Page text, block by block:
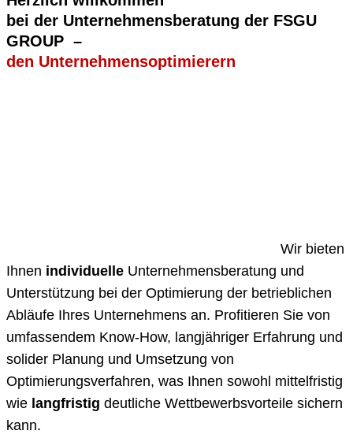
bei der Unternehmensberatung der FSGU
GROUP –
den Unternehmensoptimierern
Wir bieten
Ihnen individuelle Unternehmensberatung und
Unterstützung bei der Optimierung der betrieblichen
Abläufe Ihres Unternehmens an. Profitieren Sie von
umfassendem Know-How, langjähriger Erfahrung und
solider Planung und Umsetzung von
Optimierungsverfahren, was Ihnen sowohl mittelfristig
wie langfristig deutliche Wettbewerbsvorteile sichern
kann.